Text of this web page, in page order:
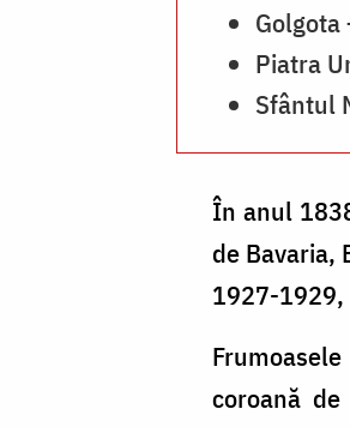
Piatra
Sfântul
În anul
de Bavaria,
1927-
coroană